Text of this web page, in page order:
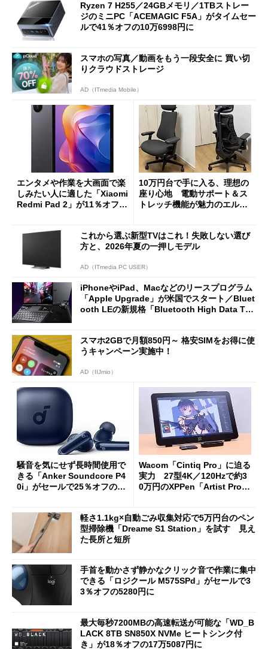
Ryzen 7 H255／24GBメモリ／1TBストレー
ジのミニPC「ACEMAGIC F5A」がタイムセー
ルで41％オフの10万6998円に
スマホの写真／動画をもう一段安全に 買い切
りクラウドストレージ
AD（ITmedia Mobile）
エンタメや作業を大画面で楽
しみたい人に適した「Xiaomi
Redmi Pad 2」が11％オフの
10万円台で手に入る、理想の
座り心地 電動サポート＆ス
トレッチ機能が魅力のエルゴ
これから選ぶ新型TVはこれ！失敗しない選び
方と、2026年夏の一押しモデル
AD（ITmedia PC USER）
iPhoneやiPad、Macなどのリースプログラム
「Apple Upgrade」が米国でスタート／Bluet
ooth LEの新規格「Bluetooth High Data Thr
スマホ2GBで月額850円～ 格安SIMをお得に使
うキャンペーン実施中！
AD（IIJmio）
騒音を気にせず長時間使用で
きる「Anker Soundcore P4
0i」がセールで25％オフの59
Wacom「Cintiq Pro」に迫る
実力 27型4K／120Hzで約3
0万円のXPPen「Artist Pro 2
軽さ1.1kg×自動ごみ収集対応で5万円台のペン
型掃除機「Dreame S1 Station」を試す 見え
た長所と短所
手首を動かさず静かなクリック音で作業に集中
できる「ロジクール M575SPd」がセールで3
3％オフの5280円に
最大毎秒7200MBの高速転送が可能な「WD_B
LACK 8TB SN850X NVMe ヒートシンク付
き」が18％オフの17万5087円に